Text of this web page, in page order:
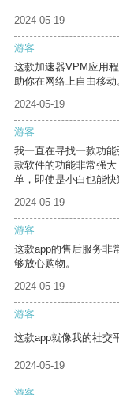
2024-05-19
游客
这款加速器VPM应用
助你在网络上自由移动
2024-05-19
游客
我一直在寻找一款功
款软件的功能非常强
单，即使是小白也能快
2024-05-19
游客
这款app的售后服务非
够放心购物。
2024-05-19
游客
这款app就像我的社交
2024-05-19